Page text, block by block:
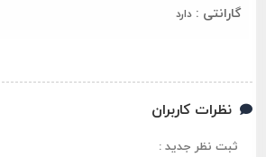
گارانتی : دارد
نظرات کاربران
ثبت نظر جدید :